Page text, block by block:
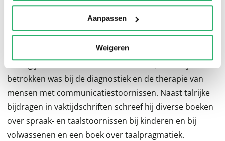
Aanpassen
Weigeren
doceerde aan de Afdeling Logopedische en
Audiologische Wetenschappen van de KU Leuven en
aan het Departement Logopedie en Audiologie van
Thomas More Antwerpen. Daarnaast was hij meer dan
betrokken was bij de diagnostiek en de therapie van
mensen met communicatiestoornissen. Naast talrijke
bijdragen in vaktijdschriften schreef hij diverse boeken
over spraak- en taalstoornissen bij kinderen en bij
volwassenen en een boek over taalpragmatiek.